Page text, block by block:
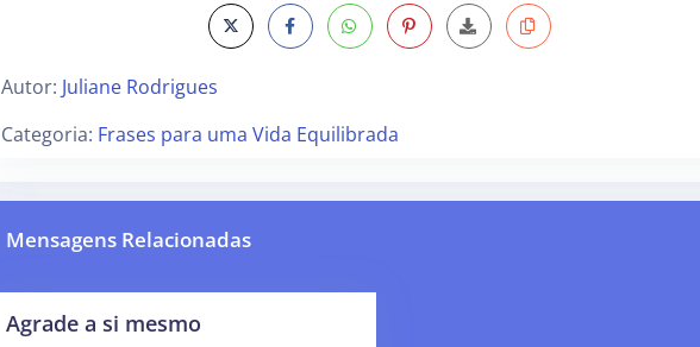
Autor: Juliane Rodrigues
Categoria: Frases para uma Vida Equilibrada
Mensagens Relacionadas
Agrade a si mesmo